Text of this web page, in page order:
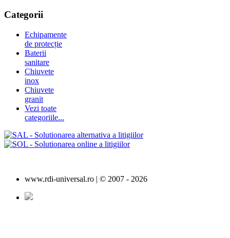
Categorii
Echipamente
de protecție
Baterii
sanitare
Chiuvete
inox
Chiuvete
granit
Vezi toate
categoriile...
www.rdi-universal.ro | © 2007 - 2026